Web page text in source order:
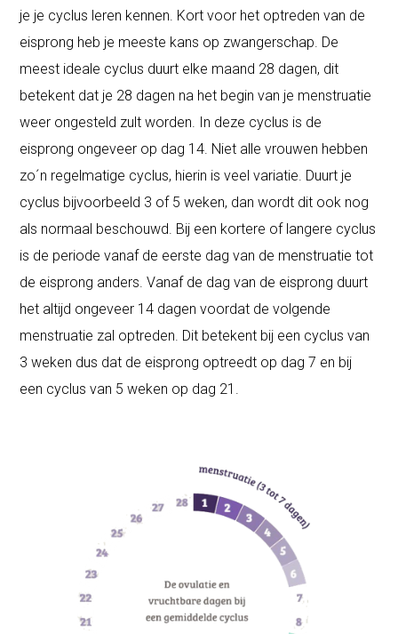
je je cyclus leren kennen. Kort voor het optreden van de
eisprong heb je meeste kans op zwangerschap. De
meest ideale cyclus duurt elke maand 28 dagen, dit
betekent dat je 28 dagen na het begin van je menstruatie
weer ongesteld zult worden. In deze cyclus is de
eisprong ongeveer op dag 14. Niet alle vrouwen hebben
zo´n regelmatige cyclus, hierin is veel variatie. Duurt je
cyclus bijvoorbeeld 3 of 5 weken, dan wordt dit ook nog
als normaal beschouwd. Bij een kortere of langere cyclus
is de periode vanaf de eerste dag van de menstruatie tot
de eisprong anders. Vanaf de dag van de eisprong duurt
het altijd ongeveer 14 dagen voordat de volgende
menstruatie zal optreden. Dit betekent bij een cyclus van
3 weken dus dat de eisprong optreedt op dag 7 en bij
een cyclus van 5 weken op dag 21.